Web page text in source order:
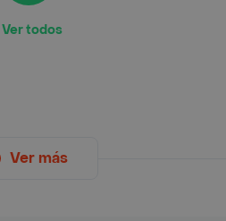
Ver todos
Ver más